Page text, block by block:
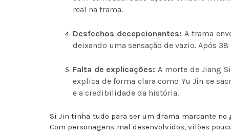
real na trama.
Desfechos decepcionantes: A trama
deixando uma sensação de vazio. Após
Falta de explicações: A morte de Jiang
explica de forma clara como Yu Jin se
e a credibilidade da história.
Si Jin tinha tudo para ser um drama marcante
Com personagens mal desenvolvidos, vilões